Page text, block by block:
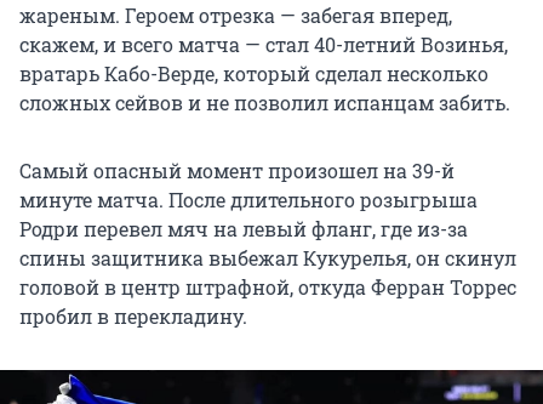
жареным. Героем отрезка — забегая вперед,
скажем, и всего матча — стал 40-летний Возинья,
вратарь Кабо-Верде, который сделал несколько
сложных сейвов и не позволил испанцам забить.
Самый опасный момент произошел на 39-й
минуте матча. После длительного розыгрыша
Родри перевел мяч на левый фланг, где из-за
спины защитника выбежал Кукурелья, он скинул
головой в центр штрафной, откуда Ферран Торрес
пробил в перекладину.